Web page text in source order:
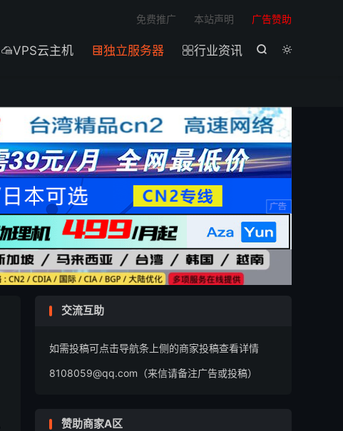


VPS云主机 独立服务器 行业资讯
免费推广 本站声明 广告赞助
交流互助
如需投稿可点击导航条上侧的商家投稿查看详情
8108059@qq.com（来信请备注广告或投稿）
赞助商家A区